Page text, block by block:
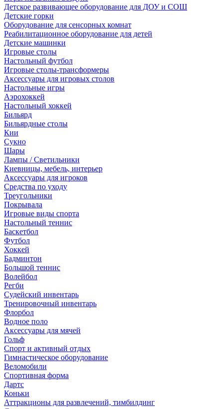
Детское развивающее оборудование для ДОУ и СОШ
Детские горки
Оборудование для сенсорных комнат
Реабилитационное оборудование для детей
Детские машинки
Игровые столы
Настольный футбол
Игровые столы-трансформеры
Аксессуары для игровых столов
Настольные игры
Аэрохоккей
Настольный хоккей
Бильярд
Бильярдные столы
Кии
Сукно
Шары
Лампы / Светильники
Киевницы, мебель, интерьер
Аксессуары для игроков
Средства по уходу
Треугольники
Покрывала
Игровые виды спорта
Настольный теннис
Баскетбол
Футбол
Хоккей
Бадминтон
Большой теннис
Волейбол
Регби
Судейский инвентарь
Тренировочный инвентарь
Флорбол
Водное поло
Аксессуары для мячей
Гольф
Спорт и активный отдых
Гимнастическое оборудование
Веломобили
Спортивная форма
Дартс
Коньки
Аттракционы для развлечений, тимбилдинг